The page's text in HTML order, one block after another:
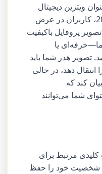
ویترین دیجیتال
شما عمل می‌کند و در سال 2025، کاربران در عرض
پروفایل باکیفیت
یا
هدر شما باید
دهد، در حالی
کند که
شما می‌توانند
کلیدی مرتبط برای
شخصیت خود را حفظ